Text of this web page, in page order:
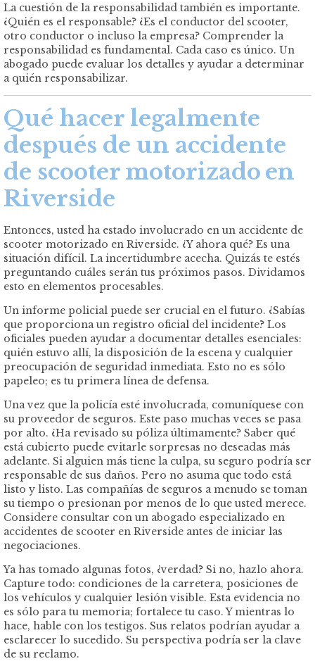
La cuestión de la responsabilidad también es importante.
¿Quién es el responsable? ¿Es el conductor del scooter,
otro conductor o incluso la empresa? Comprender la
responsabilidad es fundamental. Cada caso es único. Un
abogado puede evaluar los detalles y ayudar a determinar
a quién responsabilizar.
Qué hacer legalmente
después de un accidente
de scooter motorizado en
Riverside
Entonces, usted ha estado involucrado en un accidente de
scooter motorizado en Riverside. ¿Y ahora qué? Es una
situación difícil. La incertidumbre acecha. Quizás te estés
preguntando cuáles serán tus próximos pasos. Dividamos
esto en elementos procesables.
Un informe policial puede ser crucial en el futuro. ¿Sabías
que proporciona un registro oficial del incidente? Los
oficiales pueden ayudar a documentar detalles esenciales:
quién estuvo allí, la disposición de la escena y cualquier
preocupación de seguridad inmediata. Esto no es sólo
papeleo; es tu primera línea de defensa.
Una vez que la policía esté involucrada, comuníquese con
su proveedor de seguros. Este paso muchas veces se pasa
por alto. ¿Ha revisado su póliza últimamente? Saber qué
está cubierto puede evitarle sorpresas no deseadas más
adelante. Si alguien más tiene la culpa, su seguro podría ser
responsable de sus daños. Pero no asuma que todo está
listo y listo. Las compañías de seguros a menudo se toman
su tiempo o presionan por menos de lo que usted merece.
Considere consultar con un abogado especializado en
accidentes de scooter en Riverside antes de iniciar las
negociaciones.
Ya has tomado algunas fotos, ¿verdad? Si no, hazlo ahora.
Capture todo: condiciones de la carretera, posiciones de
los vehículos y cualquier lesión visible. Esta evidencia no
es sólo para tu memoria; fortalece tu caso. Y mientras lo
hace, hable con los testigos. Sus relatos podrían ayudar a
esclarecer lo sucedido. Su perspectiva podría ser la clave
de su reclamo.